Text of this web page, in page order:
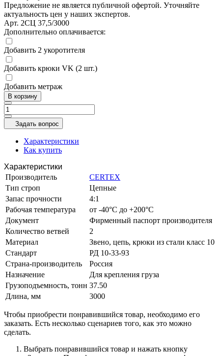
Предложение не является публичной офертой. Уточняйте
актуальность цен у наших экспертов.
Арт. 2СЦ 37,5/3000
Дополнительно оплачивается:
Добавить 2 укоротителя
Добавить крюки VK (2 шт.)
Добавить метраж
В корзину
Задать вопрос
Характеристики
Как купить
Характеристики
Производитель
CERTEX
Тип строп
Цепные
Запас прочности
4:1
Рабочая температура
от -40°C до +200°C
Документ
Фирменный паспорт производителя
Количество ветвей
2
Материал
Звено, цепь, крюки из стали класс 10
Стандарт
РД 10-33-93
Страна-производитель
Россия
Назначение
Для крепления груза
Грузоподъемность, тонн 37.50
Длина, мм
3000
Чтобы приобрести понравившийся товар, необходимо его
заказать. Есть несколько сценариев того, как это можно
сделать.
Выбрать понравившийся товар и нажать кнопку